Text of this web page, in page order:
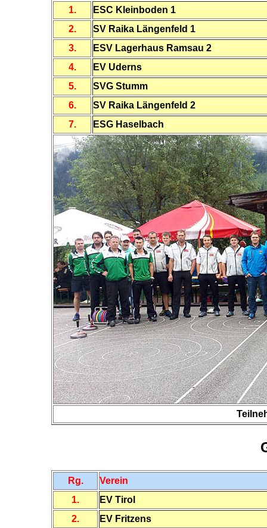
1.
ESC Kleinboden 1
2.
SV Raika Längenfeld 1
3.
ESV Lagerhaus Ramsau 2
4.
EV Uderns
5.
SVG Stumm
6.
SV Raika Längenfeld 2
7.
ESG Haselbach
Rg.
Verein
1.
EV Tirol
2.
EV Fritzens